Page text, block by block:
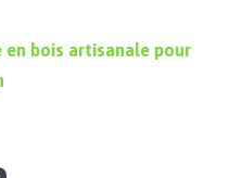
bois artisanale pour